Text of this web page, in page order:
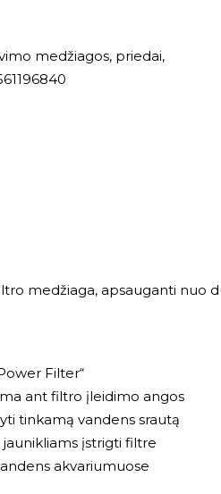
medžiagos, priedai,
medžiaga, apsauganti nuo
Filter“
ant filtro įleidimo angos
tinkamą vandens srautą
įstrigti filtre
akvariumuose